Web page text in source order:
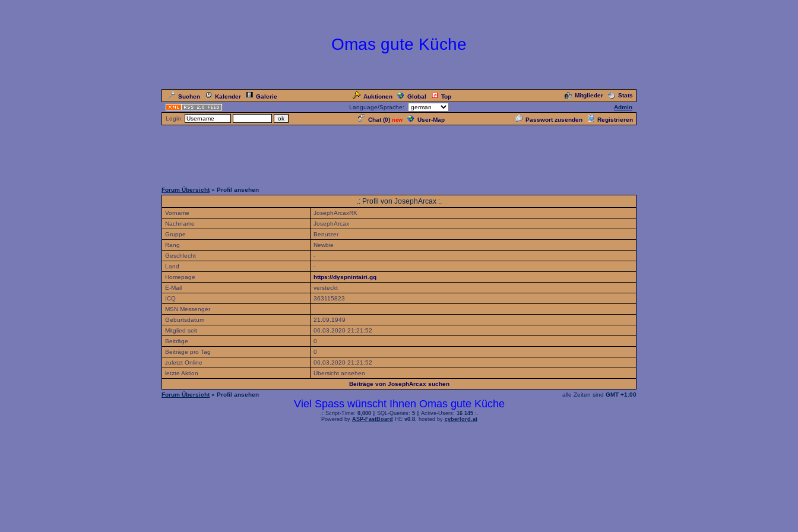
Omas gute Küche
Suchen Kalender Galerie Auktionen Global Top Mitglieder
Stats
Language/Sprache:
Admin
Login:
Chat (0) new User-Map Passwort zusenden Registrieren
Forum Übersicht » Profil ansehen
.: Profil von JosephArcax :.
Vorname
JosephArcaxRK
Nachname
JosephArcax
Gruppe
Benutzer
Rang
Newbie
Geschlecht
-
Land
-
Homepage
https://dyspnintairi.gq
E-Mail
versteckt
ICQ
363115823
MSN Messenger
Geburtsdatum
21.09.1949
Mitglied seit
06.03.2020 21:21:52
Beiträge
0
Beiträge pro Tag
0
zuletzt Online
06.03.2020 21:21:52
letzte Aktion
Übersicht ansehen
Beiträge von JosephArcax suchen
Forum Übersicht » Profil ansehen alle Zeiten sind GMT +1:00
Viel Spass wünscht Ihnen Omas gute Küche
.: Script-Time: 0,000|| SQL-Queries: 5|| Active-Users: 16 145:.
Powered by ASP-FastBoard HE v0.8, hosted by cyberlord.at